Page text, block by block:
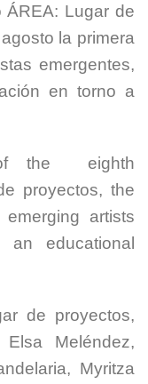
ÁREA: Lugar de
la primera
emergentes,
en torno a
the eighth
proyectos, the
artists
educational
de proyectos,
Meléndez,
Myritza